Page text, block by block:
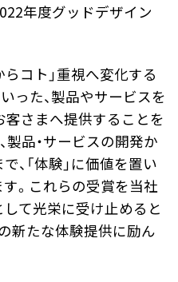
年度グッドデザイン
らコト」重視へ変化する
いった、製品やサービスを
客さまへ提供することを
製品・サービスの開発か
、「体験」に価値を置い
。これらの受賞を当社
て光栄に受け止めると
新たな体験提供に励ん